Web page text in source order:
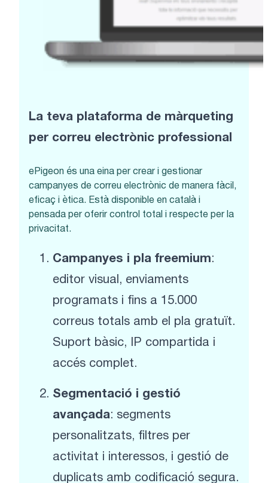
La teva plataforma de màrqueting
per correu electrònic professional
ePigeon és una eina per crear i gestionar
campanyes de correu electrònic de manera fàcil,
eficaç i ètica. Està disponible en català i
pensada per oferir control total i respecte per la
privacitat.
Campanyes i pla freemium:
editor visual, enviaments
programats i fins a 15.000
correus totals amb el pla gratuït.
Suport bàsic, IP compartida i
accés complet.
Segmentació i gestió
avançada: segments
personalitzats, filtres per
activitat i interessos, i gestió de
duplicats amb codificació segura.